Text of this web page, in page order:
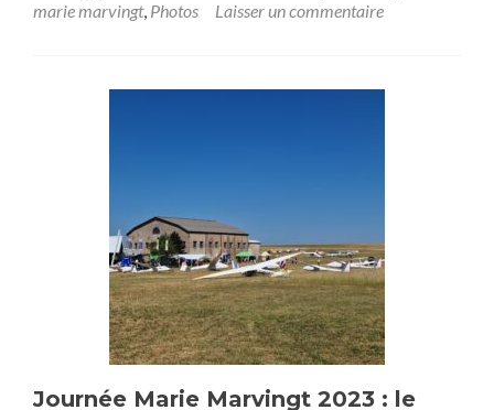
marie marvingt, Photos Laisser un commentaire
Journée Marie Marvingt 2023 : le